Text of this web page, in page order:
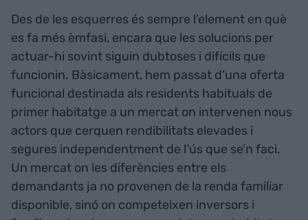
Des de les esquerres és sempre l’element en què
es fa més èmfasi, encara que les solucions per
actuar-hi sovint siguin dubtoses i difícils que
funcionin. Bàsicament, hem passat d’una oferta
funcional destinada als residents habituals de
primer habitatge a un mercat on intervenen nous
actors que cerquen rendibilitats elevades i
segures independentment de l’ús que se’n faci.
Un mercat on les diferències entre els
demandants ja no provenen de la renda familiar
disponible, sinó on competeixen inversors i